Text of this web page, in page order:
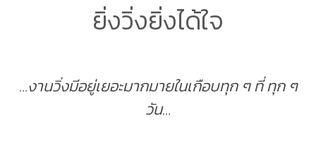
ยิ่งวิ่งยิ่งได้ใจ
...งานวิ่งมีอยู่เยอะมากมายในเกือบทุก ๆ ที่ ทุก ๆ
วัน...